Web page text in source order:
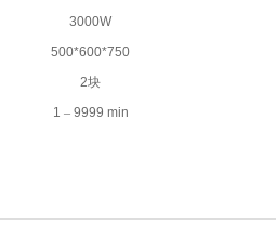
3000W
500*600*750
2块
1 –9999 min